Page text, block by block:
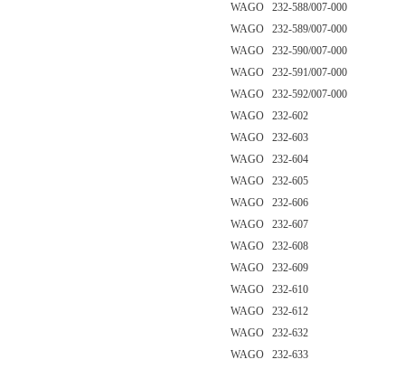
WAGO 232-588/007-000
WAGO 232-589/007-000
WAGO 232-590/007-000
WAGO 232-591/007-000
WAGO 232-592/007-000
WAGO 232-602
WAGO 232-603
WAGO 232-604
WAGO 232-605
WAGO 232-606
WAGO 232-607
WAGO 232-608
WAGO 232-609
WAGO 232-610
WAGO 232-612
WAGO 232-632
WAGO 232-633